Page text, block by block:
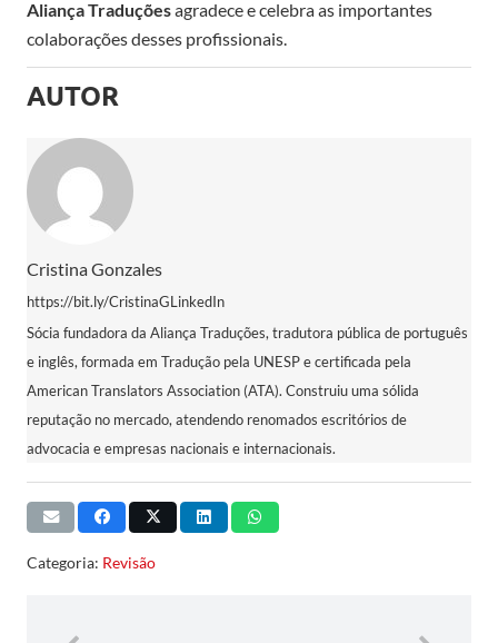
Aliança Traduçõesagradece e celebra as importantes
colaborações desses profissionais.
AUTOR
Cristina Gonzales
https://bit.ly/CristinaGLinkedIn
Sócia fundadora da Aliança Traduções, tradutora pública de português
e inglês, formada em Tradução pela UNESP e certificada pela
American Translators Association (ATA). Construiu uma sólida
reputação no mercado, atendendo renomados escritórios de
advocacia e empresas nacionais e internacionais.
Categoria: Revisão